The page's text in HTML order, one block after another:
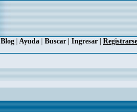
Blog Ayuda Buscar Ingresar Registrarse